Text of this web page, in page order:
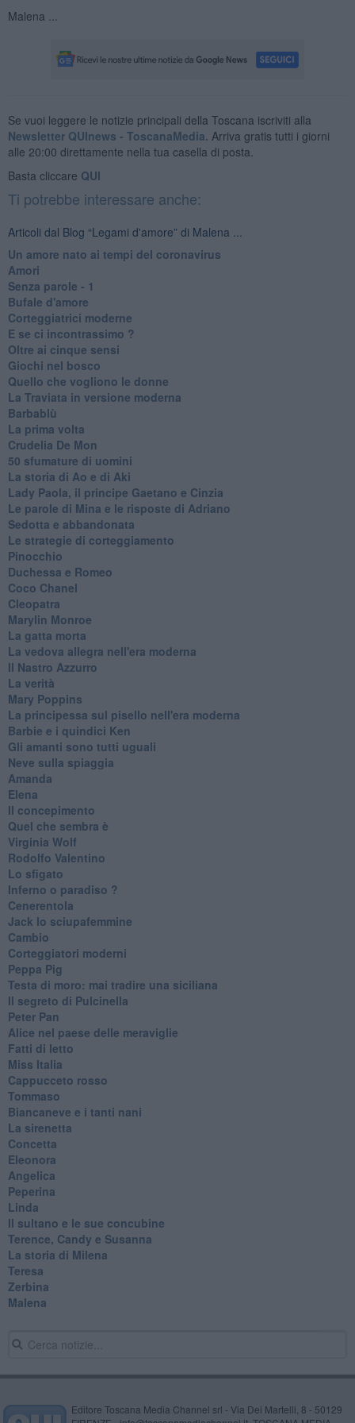
Malena ...
Se vuoi leggere le notizie principali della Toscana iscriviti alla
Newsletter QUInews - ToscanaMedia. Arriva gratis tutti i giorni
alle 20:00 direttamente nella tua casella di posta.
Basta cliccare QUI
Ti potrebbe interessare anche:
Articoli dal Blog “Legami d'amore” di Malena ...
Un amore nato ai tempi del coronavirus
Amori
Senza parole - 1
Bufale d'amore
Corteggiatrici moderne
E se ci incontrassimo ?
Oltre ai cinque sensi
Giochi nel bosco
Quello che vogliono le donne
La Traviata in versione moderna
Barbablù
La prima volta
Crudelia De Mon
50 sfumature di uomini
La storia di Ao e di Aki
Lady Paola, il principe Gaetano e Cinzia
Le parole di Mina e le risposte di Adriano
Sedotta e abbandonata
Le strategie di corteggiamento
Pinocchio
Duchessa e Romeo
Coco Chanel
Cleopatra
Marylin Monroe
La gatta morta
La vedova allegra nell'era moderna
​Il Nastro Azzurro
La verità
Mary Poppins
La principessa sul pisello nell'era moderna
Barbie e i quindici Ken
Gli amanti sono tutti uguali
Neve sulla spiaggia
Amanda
Elena
Il concepimento
Quel che sembra è
Virginia Wolf
Rodolfo Valentino
Lo sfigato
Inferno o paradiso ?
Cenerentola
Jack lo sciupafemmine
Cambio
Corteggiatori moderni
Peppa Pig
Testa di moro: mai tradire una siciliana
Il segreto di Pulcinella
Peter Pan
Alice nel paese delle meraviglie
Fatti di letto
Miss Italia
Cappucceto rosso
Tommaso
Biancaneve e i tanti nani
La sirenetta
Concetta
Eleonora
Angelica
Peperina
Linda
Il sultano e le sue concubine
Terence, Candy e Susanna
La storia di Milena
Teresa
Zerbina
Malena
Editore Toscana Media Channel srl - Via Dei Martelli, 8 - 50129